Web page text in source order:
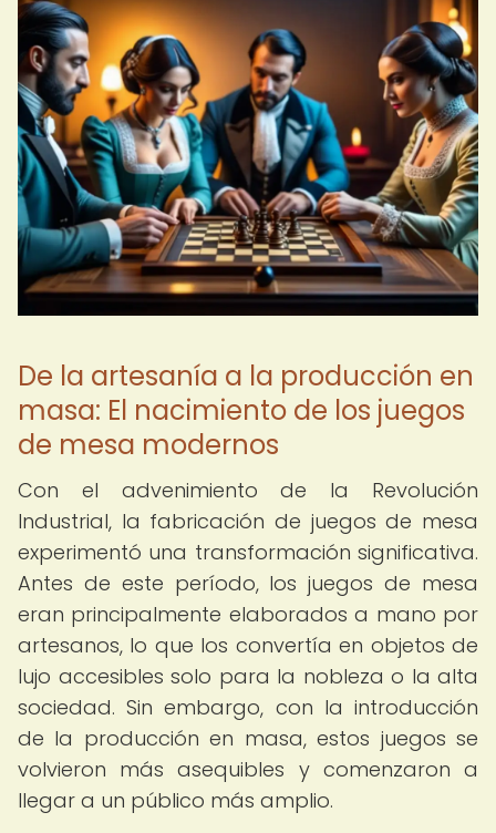
De la artesanía a la producción en
masa: El nacimiento de los juegos
de mesa modernos
Con el advenimiento de la Revolución
Industrial, la fabricación de juegos de mesa
experimentó una transformación significativa.
Antes de este período, los juegos de mesa
eran principalmente elaborados a mano por
artesanos, lo que los convertía en objetos de
lujo accesibles solo para la nobleza o la alta
sociedad. Sin embargo, con la introducción
de la producción en masa, estos juegos se
volvieron más asequibles y comenzaron a
llegar a un público más amplio.